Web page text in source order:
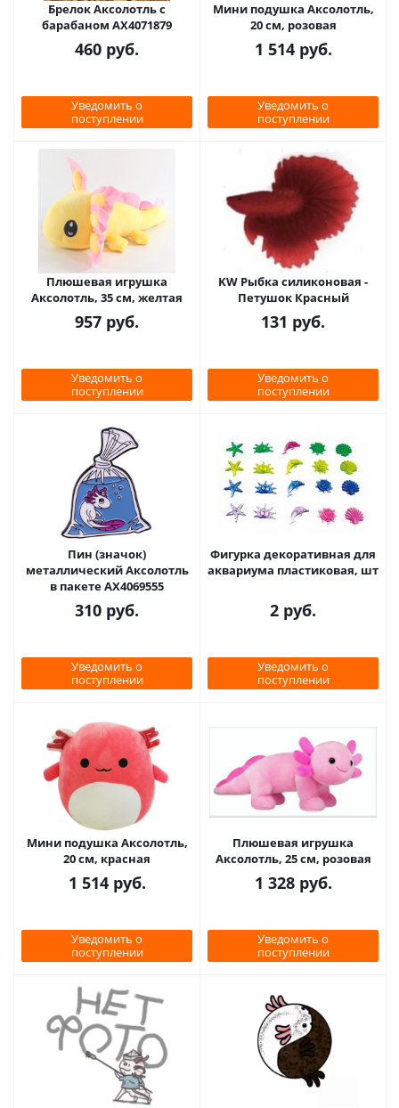
Брелок Аксолотль с
барабаном AX4071879
460 руб.
Уведомить о
поступлении
Мини подушка Аксолотль,
20 см, розовая
1 514руб.
Уведомить о
поступлении
Плюшевая игрушка
Аксолотль, 35 см, желтая
957 руб.
Уведомить о
поступлении
KW Рыбка силиконовая -
Петушок Красный
131 руб.
Уведомить о
поступлении
Пин (значок)
металлический Аксолотль
в пакете AX4069555
310 руб.
Уведомить о
поступлении
Фигурка декоративная для
аквариума пластиковая, шт
2 руб.
Уведомить о
поступлении
Мини подушка Аксолотль,
20 см, красная
1 514руб.
Уведомить о
поступлении
Плюшевая игрушка
Аксолотль, 25 см, розовая
1 328руб.
Уведомить о
поступлении